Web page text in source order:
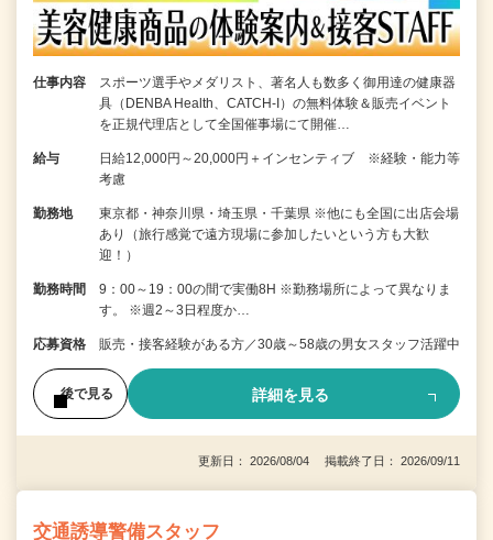
仕事内容
スポーツ選手やメダリスト、著名人も数多く御用達の健康器
具（DENBA Health、CATCH-I）の無料体験＆販売イベント
を正規代理店として全国催事場にて開催…
給与
日給12,000円～20,000円＋インセンティブ ※経験・能力等
考慮
勤務地
東京都・神奈川県・埼玉県・千葉県 ※他にも全国に出店会場
あり（旅行感覚で遠方現場に参加したいという方も大歓
迎！）
勤務時間
9：00～19：00の間で実働8H ※勤務場所によって異なりま
す。 ※週2～3日程度か…
応募資格 販売・接客経験がある方／30歳～58歳の男女スタッフ活躍中
後で見る 詳細を見る
更新日： 2026/08/04 掲載終了日： 2026/09/11
交通誘導警備スタッフ